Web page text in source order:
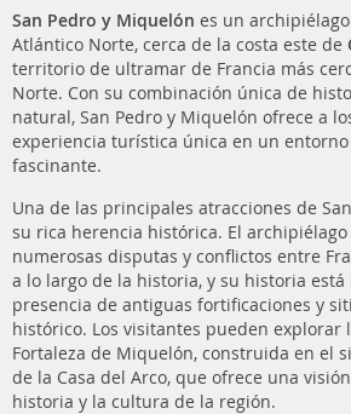
San Pedro y Miquelón es un
Atlántico Norte, cerca de la costa este de
territorio de ultramar de Francia más
Norte. Con su combinación única de
natural, San Pedro y Miquelón ofrece a
experiencia turística única en un
fascinante.
Una de las principales atracciones de
su rica herencia histórica. El
numerosas disputas y conflictos entre
a lo largo de la historia, y su historia
presencia de antiguas fortificaciones y
histórico. Los visitantes pueden explorar
Fortaleza de Miquelón, construida en el
de la Casa del Arco, que ofrece una
historia y la cultura de la región.